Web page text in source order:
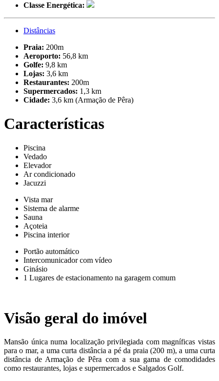
Classe Energética:
Distâncias
Praia: 200m
Aeroporto: 56,8 km
Golfe: 9,8 km
Lojas: 3,6 km
Restaurantes: 200m
Supermercados: 1,3 km
Cidade: 3,6 km (Armação de Pêra)
Características
Piscina
Vedado
Elevador
Ar condicionado
Jacuzzi
Vista mar
Sistema de alarme
Sauna
Açoteia
Piscina interior
Portão automático
Intercomunicador com vídeo
Ginásio
1 Lugares de estacionamento na garagem comum
Visão geral do imóvel
Mansão única numa localização privilegiada com magníficas vistas
para o mar, a uma curta distância a pé da praia (200 m), a uma curta
distância de Armação de Pêra com a sua gama de comodidades
como restaurantes, lojas e supermercados e Salgados Golf.